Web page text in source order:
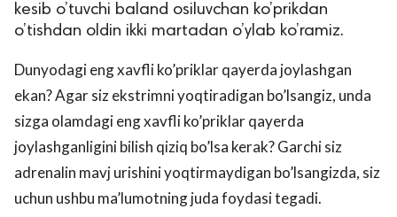
защищены.
kesib o’tuvchi baland osiluvchan ko’prikdan
o’tishdan oldin ikki martadan o’ylab ko’ramiz.
Dunyodagi eng xavfli ko’priklar qayerda joylashgan
ekan? Agar siz ekstrimni yoqtiradigan bo’lsangiz, unda
sizga olamdagi eng xavfli ko’priklar qayerda
joylashganligini bilish qiziq bo’lsa kerak? Garchi siz
adrenalin mavj urishini yoqtirmaydigan bo’lsangizda, siz
uchun ushbu ma’lumotning juda foydasi tegadi.